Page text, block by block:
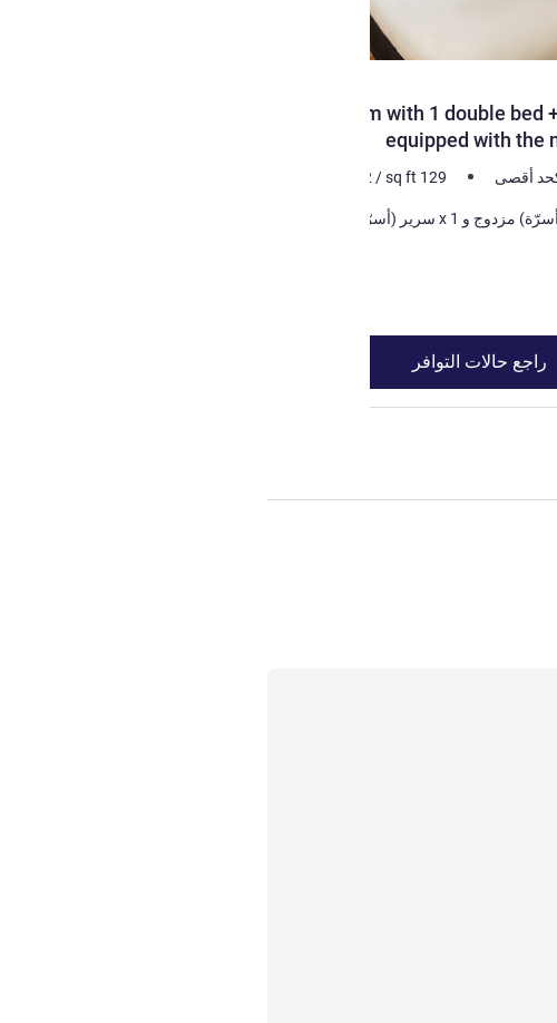
Room with 1 double bed
equipped with the
12 /sq ft 129
1 x سرير (أسرّة) مزدوج و 1 x سرير (أسرّة) أريكة
راجع حالات التوافر